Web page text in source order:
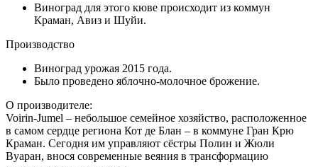
Виноград для этого кюве происходит из коммун
Краман, Авиз и Шуйи.
Производство
Виноград урожая 2015 года.
Было проведено яблочно-молочное брожение.
О производителе:
Voirin-Jumel – небольшое семейное хозяйство, расположенное
в самом сердце региона Кот де Блан – в коммуне Гран Крю
Краман. Сегодня им управляют сёстры Полин и Жюли
Вуаран, внося современные веяния в трансформацию